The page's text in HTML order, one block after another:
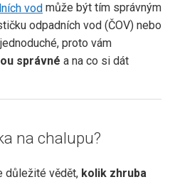
vod může být tím správným
odpadních vod (ČOV) nebo
proto vám
správné a na co si dát
na chalupu?
důležité vědět, kolik zhruba